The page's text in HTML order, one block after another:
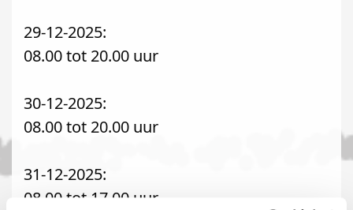
29-12-2025:
08.00 tot 20.00 uur
30-12-2025:
08.00 tot 20.00 uur
31-12-2025:
08.00 tot 17.00 uur